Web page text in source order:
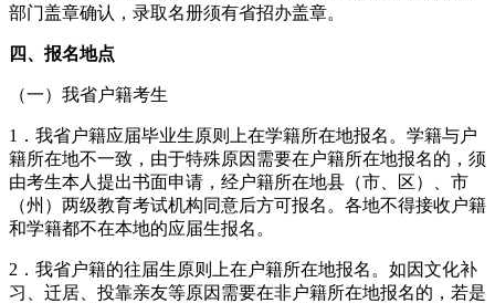
部门盖章确认，录取名册须有省招办盖章。
四、报名地点
（一）我省户籍考生
1．我省户籍应届毕业生原则上在学籍所在地报名。学籍与户
籍所在地不一致，由于特殊原因需要在户籍所在地报名的，须
由考生本人提出书面申请，经户籍所在地县（市、区）、市
（州）两级教育考试机构同意后方可报名。各地不得接收户籍
和学籍都不在本地的应届生报名。
2．我省户籍的往届生原则上在户籍所在地报名。如因文化补
习、迁居、投靠亲友等原因需要在非户籍所在地报名的，若是